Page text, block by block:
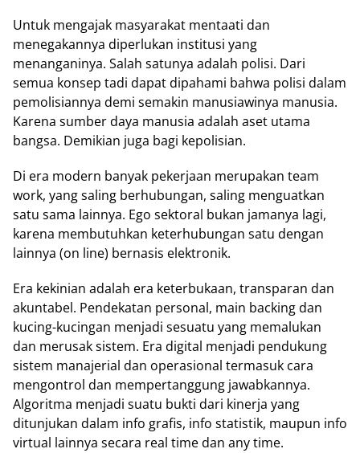
Untuk mengajak masyarakat mentaati dan
menegakannya diperlukan institusi yang
menanganinya. Salah satunya adalah polisi. Dari
semua konsep tadi dapat dipahami bahwa polisi dalam
pemolisiannya demi semakin manusiawinya manusia.
Karena sumber daya manusia adalah aset utama
bangsa. Demikian juga bagi kepolisian.
Di era modern banyak pekerjaan merupakan team
work, yang saling berhubungan, saling menguatkan
satu sama lainnya. Ego sektoral bukan jamanya lagi,
karena membutuhkan keterhubungan satu dengan
lainnya (on line) bernasis elektronik.
Era kekinian adalah era keterbukaan, transparan dan
akuntabel. Pendekatan personal, main backing dan
kucing-kucingan menjadi sesuatu yang memalukan
dan merusak sistem. Era digital menjadi pendukung
sistem manajerial dan operasional termasuk cara
mengontrol dan mempertanggung jawabkannya.
Algoritma menjadi suatu bukti dari kinerja yang
ditunjukan dalam info grafis, info statistik, maupun info
virtual lainnya secara real time dan any time.